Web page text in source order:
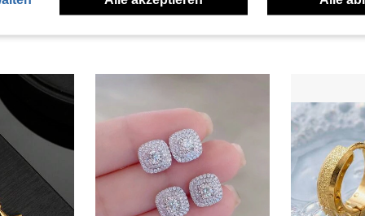
(1000+)
(1000+)
(1000+)
4,67€